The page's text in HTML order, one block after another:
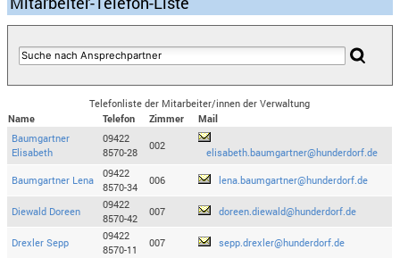
Telefonliste der Mitarbeiter/innen der Verwaltung
Name
Telefon Zimmer
Mail
Baumgartner
Elisabeth
09422
8570-28
002
elisabeth.baumgartner@hunderdorf.de
Baumgartner Lena
09422
8570-34
006 lena.baumgartner@hunderdorf.de
Diewald Doreen
09422
8570-42
007 doreen.diewald@hunderdorf.de
Drexler Sepp
09422
8570-11
007 sepp.drexler@hunderdorf.de